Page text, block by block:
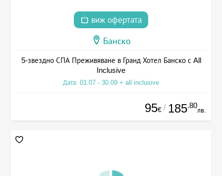
виж офертата
Банско
5-звездно СПА Преживяване в Гранд Хотел Банско с All
Inclusive
Дата: 01.07 - 30.09 + all inclusive
95€ / 185.80
лв.